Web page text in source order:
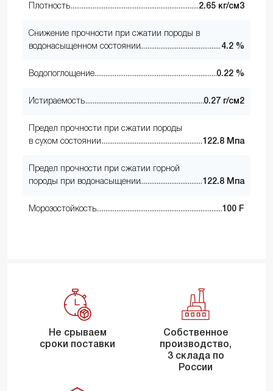
Плотность 2.65 кг/см3
Снижение прочности при сжатии породы в
водонасыщенном состоянии
4.2 %
Водопоглощение 0.22 %
Истираемость 0.27 г/см2
Предел прочности при сжатии породы
в сухом состоянии
122.8 Мпа
Предел прочности при сжатии горной
породы при водонасыщении
122.8 Мпа
Морозостойкость 100 F
Не срываем
сроки поставки
Собственное
производство,
3 склада по
России